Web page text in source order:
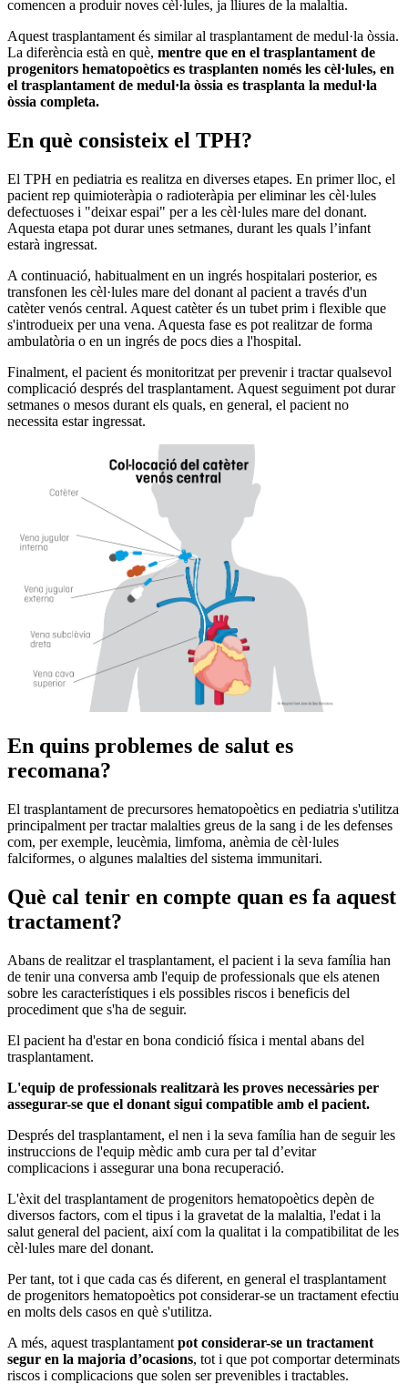
comencen a produir noves cèl·lules, ja lliures de la malaltia.
Aquest trasplantament és similar al trasplantament de medul·la òssia.
La diferència està en què, mentre que en el trasplantament de
progenitors hematopoètics es trasplanten només les cèl·lules, en
el trasplantament de medul·la òssia es trasplanta la medul·la
òssia completa.
En què consisteix el TPH?
El TPH en pediatria es realitza en diverses etapes. En primer lloc, el
pacient rep quimioteràpia o radioteràpia per eliminar les cèl·lules
defectuoses i "deixar espai" per a les cèl·lules mare del donant.
Aquesta etapa pot durar unes setmanes, durant les quals l’infant
estarà ingressat.
A continuació, habitualment en un ingrés hospitalari posterior, es
transfonen les cèl·lules mare del donant al pacient a través d'un
catèter venós central. Aquest catèter és un tubet prim i flexible que
s'introdueix per una vena. Aquesta fase es pot realitzar de forma
ambulatòria o en un ingrés de pocs dies a l'hospital.
Finalment, el pacient és monitoritzat per prevenir i tractar qualsevol
complicació després del trasplantament. Aquest seguiment pot durar
setmanes o mesos durant els quals, en general, el pacient no
necessita estar ingressat.
En quins problemes de salut es
recomana?
El trasplantament de precursores hematopoètics en pediatria s'utilitza
principalment per tractar malalties greus de la sang i de les defenses
com, per exemple, leucèmia, limfoma, anèmia de cèl·lules
falciformes, o algunes malalties del sistema immunitari.
Què cal tenir en compte quan es fa aquest
tractament?
Abans de realitzar el trasplantament, el pacient i la seva família han
de tenir una conversa amb l'equip de professionals que els atenen
sobre les característiques i els possibles riscos i beneficis del
procediment que s'ha de seguir.
El pacient ha d'estar en bona condició física i mental abans del
trasplantament.
L'equip de professionals realitzarà les proves necessàries per
assegurar-se que el donant sigui compatible amb el pacient.
Després del trasplantament, el nen i la seva família han de seguir les
instruccions de l'equip mèdic amb cura per tal d’evitar
complicacions i assegurar una bona recuperació.
L'èxit del trasplantament de progenitors hematopoètics depèn de
diversos factors, com el tipus i la gravetat de la malaltia, l'edat i la
salut general del pacient, així com la qualitat i la compatibilitat de les
cèl·lules mare del donant.
Per tant, tot i que cada cas és diferent, en general el trasplantament
de progenitors hematopoètics pot considerar-se un tractament efectiu
en molts dels casos en què s'utilitza.
A més, aquest trasplantament pot considerar-se un tractament
segur en la majoria d’ocasions, tot i que pot comportar determinats
riscos i complicacions que solen ser prevenibles i tractables.